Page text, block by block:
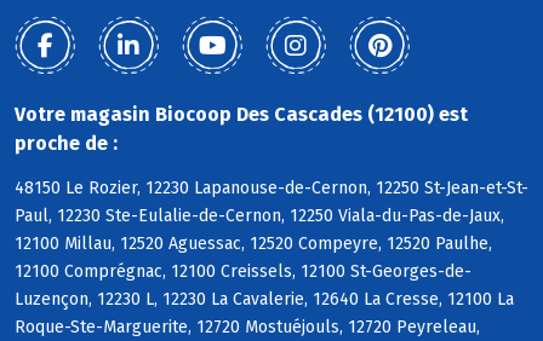
Votre magasin Biocoop Des Cascades (12100) est
proche de :
48150 Le Rozier, 12230 Lapanouse-de-Cernon, 12250 St-Jean-et-St-
Paul, 12230 Ste-Eulalie-de-Cernon, 12250 Viala-du-Pas-de-Jaux,
12100 Millau, 12520 Aguessac, 12520 Compeyre, 12520 Paulhe,
12100 Comprégnac, 12100 Creissels, 12100 St-Georges-de-
Luzençon, 12230 L, 12230 La Cavalerie, 12640 La Cresse, 12100 La
Roque-Ste-Marguerite, 12720 Mostuéjouls, 12720 Peyreleau,